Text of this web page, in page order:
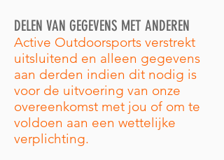
DELEN VAN GEGEVENS MET ANDEREN
Active Outdoorsports verstrekt
uitsluitend en alleen gegevens
aan derden indien dit nodig is
voor de uitvoering van onze
overeenkomst met jou of om te
voldoen aan een wettelijke
verplichting.